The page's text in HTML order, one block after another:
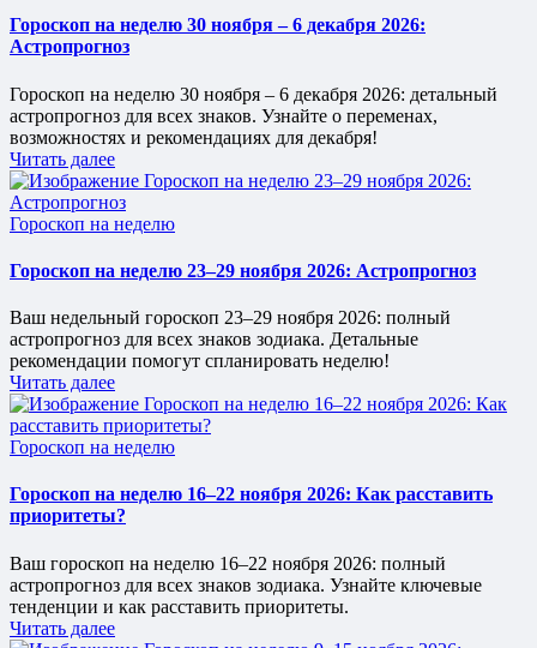
Гороскоп на неделю 30 ноября – 6 декабря 2026:
Астропрогноз
Гороскоп на неделю 30 ноября – 6 декабря 2026: детальный
астропрогноз для всех знаков. Узнайте о переменах,
возможностях и рекомендациях для декабря!
Читать далее
Опубликовано
Гороскоп на неделю
Гороскоп на неделю 23–29 ноября 2026: Астропрогноз
Ваш недельный гороскоп 23–29 ноября 2026: полный
астропрогноз для всех знаков зодиака. Детальные
рекомендации помогут спланировать неделю!
Читать далее
Опубликовано
Гороскоп на неделю
Гороскоп на неделю 16–22 ноября 2026: Как расставить
приоритеты?
Ваш гороскоп на неделю 16–22 ноября 2026: полный
астропрогноз для всех знаков зодиака. Узнайте ключевые
тенденции и как расставить приоритеты.
Читать далее